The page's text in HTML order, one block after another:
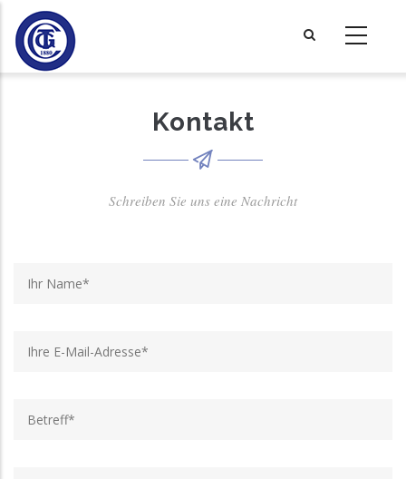
Direkt
zum
Inhalt
Kontakt
Schreiben Sie uns eine Nachricht